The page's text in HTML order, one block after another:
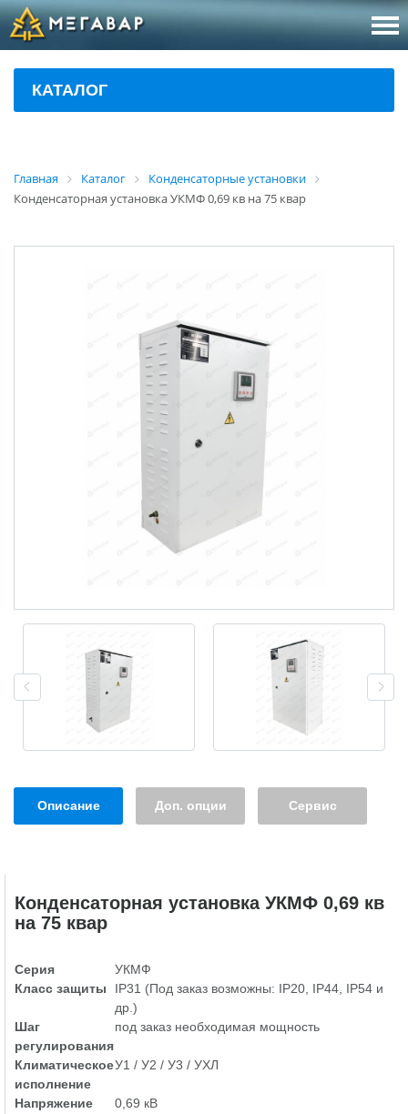
8
КАТАЛОГ
Главная Каталог
Конденсаторные установки
Конденсаторная установка УКМФ 0,69 кв на 75 квар
Описание Доп. опции Сервис
Конденсаторная установка УКМФ 0,69 кв
на 75 квар
Серия
УКМФ
Класс защиты
IP31 (Под заказ возможны: IP20, IP44, IP54 и
др.)
Шаг
регулирования
под заказ необходимая мощность
Климатическое
исполнение
У1 / У2 / У3 / УХЛ
Напряжение
0,69 кВ